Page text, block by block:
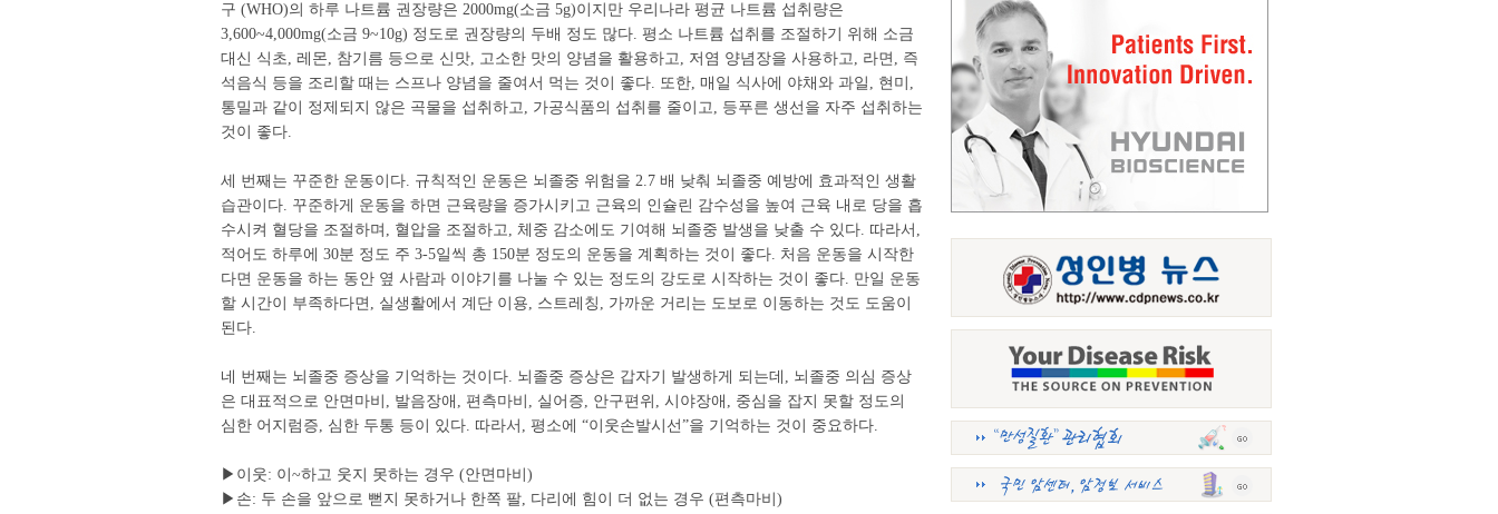
구 (WHO)의 하루 나트륨 권장량은 2000mg(소금 5g)이지만 우리나라 평균 나트륨 섭취량은
3,600~4,000mg(소금 9~10g) 정도로 권장량의 두배 정도 많다. 평소 나트륨 섭취를 조절하기 위해 소금
대신 식초, 레몬, 참기름 등으로 신맛, 고소한 맛의 양념을 활용하고, 저염 양념장을 사용하고, 라면, 즉
석음식 등을 조리할 때는 스프나 양념을 줄여서 먹는 것이 좋다. 또한, 매일 식사에 야채와 과일, 현미,
통밀과 같이 정제되지 않은 곡물을 섭취하고, 가공식품의 섭취를 줄이고, 등푸른 생선을 자주 섭취하는
것이 좋다.
세 번째는 꾸준한 운동이다. 규칙적인 운동은 뇌졸중 위험을 2.7 배 낮춰 뇌졸중 예방에 효과적인 생활
습관이다. 꾸준하게 운동을 하면 근육량을 증가시키고 근육의 인슐린 감수성을 높여 근육 내로 당을 흡
수시켜 혈당을 조절하며, 혈압을 조절하고, 체중 감소에도 기여해 뇌졸중 발생을 낮출 수 있다. 따라서,
적어도 하루에 30분 정도 주 3-5일씩 총 150분 정도의 운동을 계획하는 것이 좋다. 처음 운동을 시작한
다면 운동을 하는 동안 옆 사람과 이야기를 나눌 수 있는 정도의 강도로 시작하는 것이 좋다. 만일 운동
할 시간이 부족하다면, 실생활에서 계단 이용, 스트레칭, 가까운 거리는 도보로 이동하는 것도 도움이
된다.
네 번째는 뇌졸중 증상을 기억하는 것이다. 뇌졸중 증상은 갑자기 발생하게 되는데, 뇌졸중 의심 증상
은 대표적으로 안면마비, 발음장애, 편측마비, 실어증, 안구편위, 시야장애, 중심을 잡지 못할 정도의
심한 어지럼증, 심한 두통 등이 있다. 따라서, 평소에 “이웃손발시선”을 기억하는 것이 중요하다.
▶이웃: 이~하고 웃지 못하는 경우 (안면마비)
▶손: 두 손을 앞으로 뻗지 못하거나 한쪽 팔, 다리에 힘이 더 없는 경우 (편측마비)